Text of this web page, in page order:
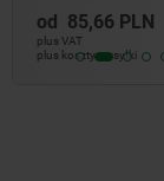
od 85,66 PLN
plus VAT
plus koszty wysyłki